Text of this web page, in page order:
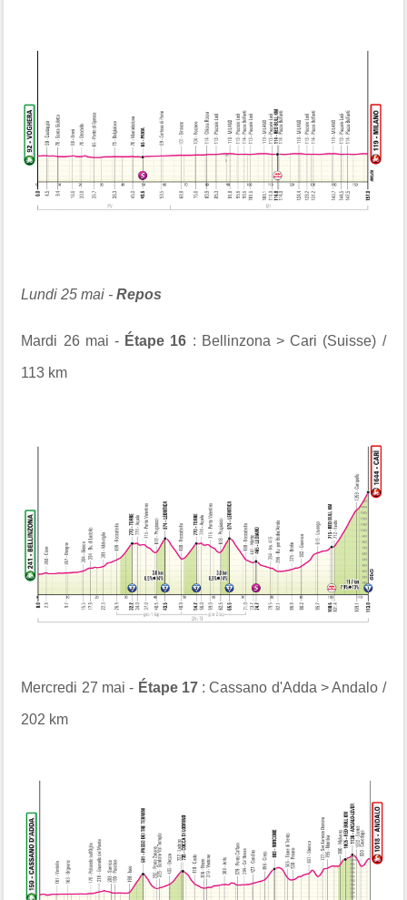
Lundi 25 mai - Repos
Mardi 26 mai - Étape 16 : Bellinzona > Cari (Suisse) /
113 km
Mercredi 27 mai - Étape 17: Cassano d'Adda > Andalo /
202 km